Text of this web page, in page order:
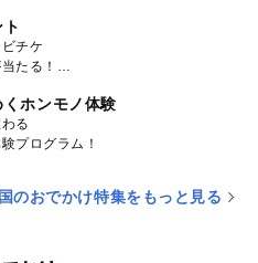
チケ
たる！
ホンモノ体験
る
プログラム！
のおでかけ特集をもっと見る